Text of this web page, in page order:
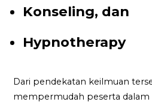
Konseling, dan
Hypnotherapy
Dari pendekatan keilmuan
mempermudah peserta